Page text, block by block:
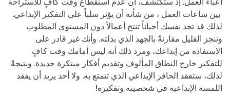
بين ساعات العمل ، من شأنه أن يؤثر سلباً على التفكير الإبداعي.
لذلك قد تجد نفسك أحياناً تنتج أعمالاً دون المستوى المطلوب
وتنجز القليل مقارنةً بالجهد الذي بذلته. وأنك غير قادر على
الاستفادة من إبداعك، ومرد ذلك أنه ليس أمامك وقت كافٍ
للتفكير خارج النطاق المألوف وتقديم أفكار مبتكرة جديدة. ونتيجةً
لذلك، ستفقد الحافز الإبداعي الذي تتمتع به. ولا أحد يريد أن يفقد
اللمسة الإبداعية في شخصيته وتفكيره!